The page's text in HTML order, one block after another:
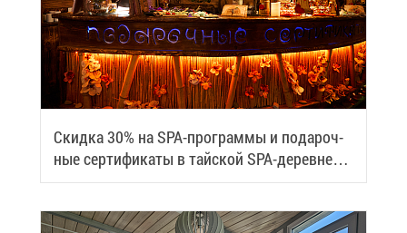
Скид­ка 30% на SPA-про­грам­мы и по­да­роч­
ные сер­ти­фи­ка­ты в тай­ской SPA-де­ревне
Samui